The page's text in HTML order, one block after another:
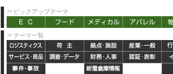
ピックアップテーマ
テーマ一覧